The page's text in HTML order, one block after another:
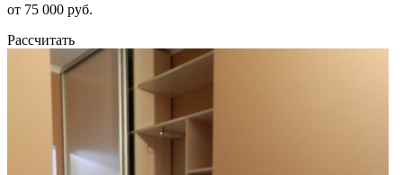
от 75 000 руб.
Рассчитать